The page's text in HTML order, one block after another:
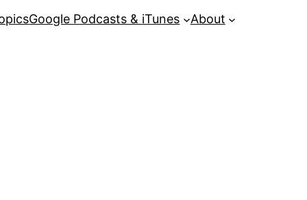
Google Podcasts & iTunes About